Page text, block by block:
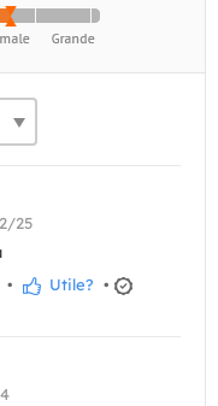
25
• Utile? •